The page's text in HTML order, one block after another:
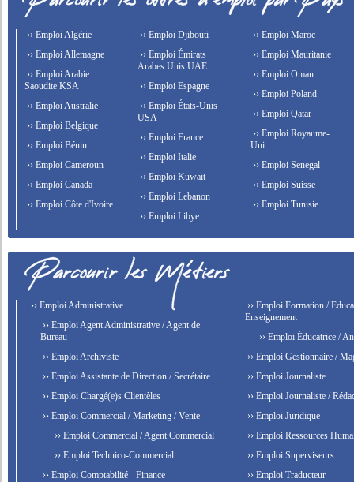
›› Emploi Algérie
›› Emploi Allemagne
›› Emploi Arabie
Saoudite KSA
›› Emploi Australie
›› Emploi Belgique
›› Emploi Bénin
›› Emploi Cameroun
›› Emploi Canada
›› Emploi Côte d'Ivoire
›› Emploi Djibouti
›› Emploi Émirats
Arabes Unis UAE
›› Emploi Espagne
›› Emploi États-Unis
USA
›› Emploi France
›› Emploi Italie
›› Emploi Kuwait
›› Emploi Lebanon
›› Emploi Libye
›› Emploi Maroc
›› Emploi Mauritanie
›› Emploi Oman
›› Emploi Poland
›› Emploi Qatar
›› Emploi Royaume-
Uni
›› Emploi Senegal
›› Emploi Suisse
›› Emploi Tunisie
›› Emploi Administrative
›› Emploi Agent Administrative / Agent de
Bureau
›› Emploi Archiviste
›› Emploi Assistante de Direction / Secrétaire
›› Emploi Chargé(e)s Clientèles
›› Emploi Commercial / Marketing / Vente
›› Emploi Commercial / Agent Commercial
›› Emploi Technico-Commercial
›› Emploi Comptabilité - Finance
›› Emploi Formation /
Enseignement
›› Emploi Éducatrice /
›› Emploi Gestionnaire /
›› Emploi Journaliste
›› Emploi Journaliste /
›› Emploi Juridique
›› Emploi Ressources
›› Emploi Superviseurs
›› Emploi Traducteur